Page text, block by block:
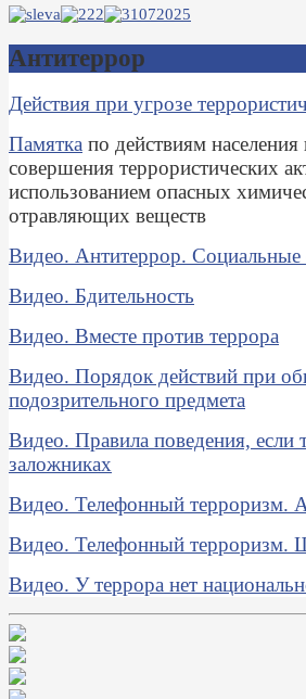
Антитеррор
Действия при угрозе
Памятка по действиям
совершения террористических
использованием опасных
отравляющих веществ
Видео. Антитеррор. Социальные
Видео. Бдительность
Видео. Вместе против террора
Видео. Порядок действий при
подозрительного предмета
Видео. Правила поведения, если
заложниках
Видео. Телефонный терроризм.
Видео. Телефонный терроризм.
Видео. У террора нет